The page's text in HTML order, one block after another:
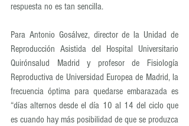
respuesta no es tan sencilla.
Para Antonio Gosálvez, director de la Unidad de
Reproducción Asistida del Hospital Universitario
Quirónsalud Madrid y profesor de Fisiología
Reproductiva de Universidad Europea de Madrid, la
frecuencia óptima para quedarse embarazada es
“días alternos desde el día 10 al 14 del ciclo que
es cuando hay más posibilidad de que se produzca